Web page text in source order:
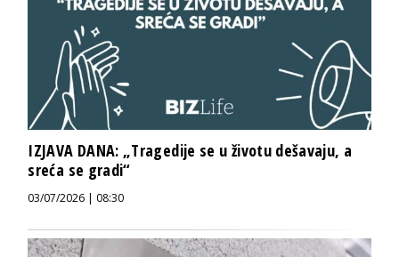
IZJAVA DANA: „Tragedije se u životu dešavaju, a
sreća se gradi“
03/07/2026 | 08:30